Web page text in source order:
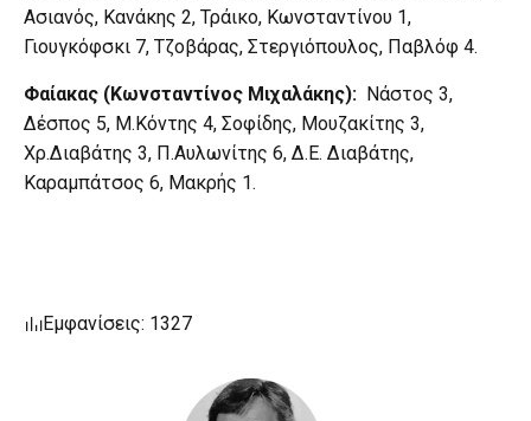
Ασιανός, Κανάκης 2, Τράικο, Κωνσταντίνου 1,
Γιουγκόφσκι 7, Τζοβάρας, Στεργιόπουλος, Παβλόφ 4.
Φαίακας (Κωνσταντίνος Μιχαλάκης): Νάστος 3,
Δέσπος 5, Μ.Κόντης 4, Σοφίδης, Μουζακίτης 3,
Χρ.Διαβάτης 3, Π.Αυλωνίτης 6, Δ.Ε. Διαβάτης,
Καραμπάτσος 6, Μακρής 1.
Εμφανίσεις: 1327